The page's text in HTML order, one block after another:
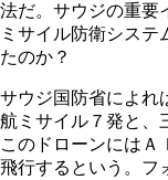
法だ。サウジの重要
ミサイル防衛シス
たのか？
サウジ国防省によれ
航ミサイル７発と、
このドローンにはＡ
飛行するという。フ